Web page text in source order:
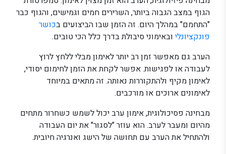
הגוף במצב הגבוה ביותר, השרירים חמים וגמישים, והגוף כבר
"התחמם" במהלך היום. זה הזמן שבו הביצועים בכושר
פונקציונלי ובאימוני סיבולת בדרך כלל הכי טובים.
הערב גם מאפשר זמן רב יותר לאימון מבלי ללחץ לרוץ
לעבודה או לפגישות. אפשר לקחת את הזמן לחימום יסודי,
לאימון מקיף ולהתקוררות נאותה. זה מתאים במיוחד
לאימונים ארוכים או מורכבים.
מבחינה פסיכולוגית, אימון ערב יכול לשמש כשחרור מתחים
מהיום ומעבר לערב. הוא עוזר "לסגור" את יום העבודה
ולהתחיל את הערב עם תחושה של הישג ואנרגיה חיובית.